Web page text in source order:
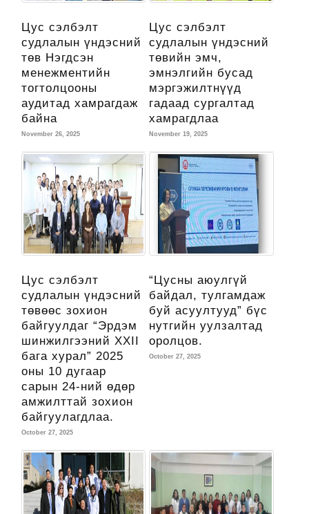
Цус сэлбэлт
судлалын үндэсний
төв Нэгдсэн
менежментийн
тогтолцооны
аудитад хамрагдаж
байна
November 26, 2025
Цус сэлбэлт
судлалын үндэсний
төвийн эмч,
эмнэлгийн бусад
мэргэжилтнүүд
гадаад сургалтад
хамрагдлаа
November 19, 2025
Цус сэлбэлт
судлалын үндэсний
төвөөс зохион
байгуулдаг “Эрдэм
шинжилгээний XXII
бага хурал” 2025
оны 10 дугаар
сарын 24-ний өдөр
амжилттай зохион
байгуулагдлаа.
October 27, 2025
“Цусны аюулгүй
байдал, тулгамдаж
буй асуултууд” бүс
нутгийн уулзалтад
оролцов.
October 27, 2025